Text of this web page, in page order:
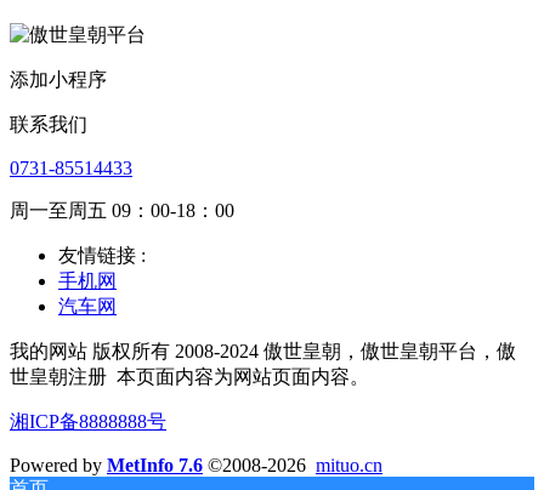
添加小程序
联系我们
0731-85514433
周一至周五 09：00-18：00
友情链接 :
手机网
汽车网
我的网站 版权所有 2008-2024 傲世皇朝，傲世皇朝平台，傲
世皇朝注册 本页面内容为网站页面内容。
湘ICP备8888888号
Powered by MetInfo 7.6 ©2008-2026 mituo.cn